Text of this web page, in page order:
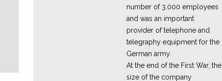
number of 3.000 employees
and was an important
provider of telephone and
telegraphy equipment for the
German army.
At the end of the First War, the
size of the company